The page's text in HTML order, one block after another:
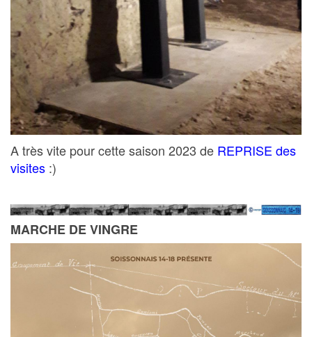
A très vite pour cette saison 2023 de REPRISE des
visites :)
MARCHE DE VINGRE